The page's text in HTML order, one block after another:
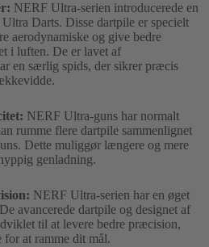
NERF Ultra-serien introducerede en
Darts. Disse dartpile er specielt
aerodynamiske og give bedre
i luften. De er lavet af
en særlig spids, der sikrer præcis
NERF Ultra-guns har normalt
rumme flere dartpile sammenlignet
Dette muliggør længere og mere
genladning.
NERF Ultra-serien har en øget
avancerede dartpile og designet af
til at levere bedre præcision,
for at ramme dit mål.